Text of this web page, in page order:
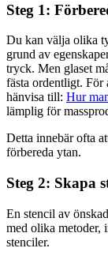
Steg 1:
Du kan välja olika
grund av
tryck. Men glaset
fästa ordentligt. För
hänvisa till: Hur
lämplig för
Detta innebär ofta
förbereda ytan.
Steg 2: Skapa
En stencil av
med olika metoder,
stenciler.